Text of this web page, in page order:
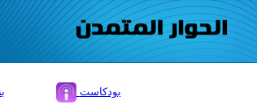
بودكاست